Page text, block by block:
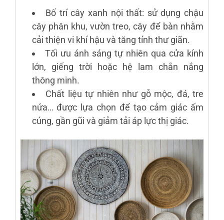
Bố trí cây xanh nội thất: sử dụng chậu
cây phân khu, vườn treo, cây để bàn nhằm
cải thiện vi khí hậu và tăng tính thư giãn.
Tối ưu ánh sáng tự nhiên qua cửa kính
lớn, giếng trời hoặc hệ lam chắn nắng
thông minh.
Chất liệu tự nhiên như gỗ mộc, đá, tre
nứa… được lựa chọn để tạo cảm giác ấm
cúng, gần gũi và giảm tải áp lực thị giác.